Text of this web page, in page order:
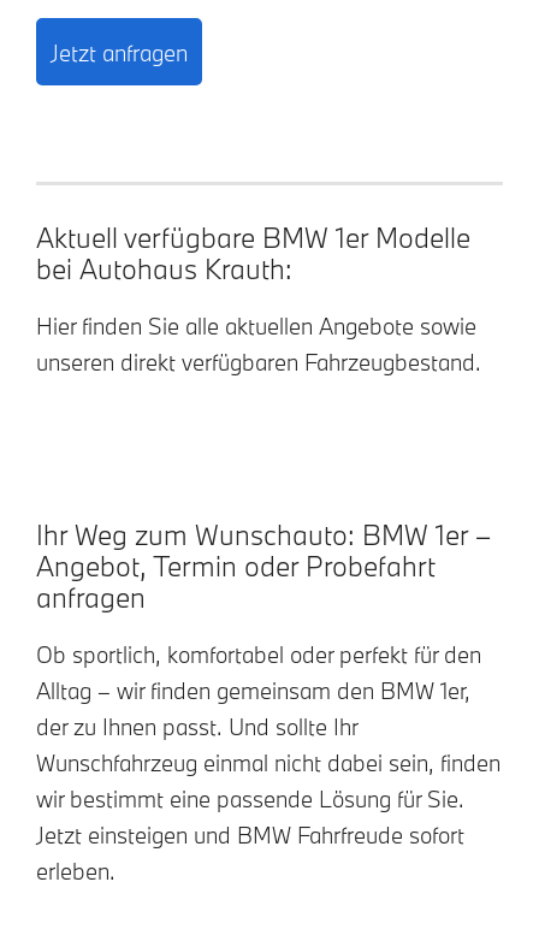
Jetzt anfragen
Aktuell verfügbare BMW 1er Modelle
bei Autohaus Krauth:
Hier finden Sie alle aktuellen Angebote sowie
unseren direkt verfügbaren Fahrzeugbestand.
Ihr Weg zum Wunschauto: BMW 1er –
Angebot, Termin oder Probefahrt
anfragen
Ob sportlich, komfortabel oder perfekt für den
Alltag – wir finden gemeinsam den BMW 1er,
der zu Ihnen passt. Und sollte Ihr
Wunschfahrzeug einmal nicht dabei sein, finden
wir bestimmt eine passende Lösung für Sie.
Jetzt einsteigen und BMW Fahrfreude sofort
erleben.